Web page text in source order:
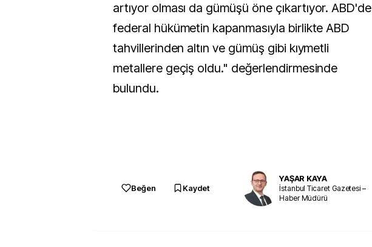
artıyor olması da gümüşü öne çıkartıyor. ABD'de
federal hükümetin kapanmasıyla birlikte ABD
tahvillerinden altın ve gümüş gibi kıymetli
metallere geçiş oldu." değerlendirmesinde
bulundu.
Beğen Kaydet
YAŞAR KAYA
İstanbul Ticaret Gazetesi –
Haber Müdürü